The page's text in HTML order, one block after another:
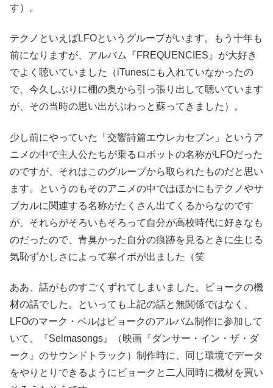
す）。
テクノといえばLFOというグループがいます。もう十年も
前になりますが、アルバム『FREQUENCIES』が大好き
でよく聴いていました（iTunesにも入れていなかったの
で、今久しぶりに棚の奥から引っ張り出して聴いています
が、その当時の思い出がぶわっと蘇ってきました）。
少し前にやっていた「交響詩篇エウレカセブン」というア
ニメの中で主人公たちが乗るロボットの名称がLFOだった
のですが、それはこのグループから取られたものだと思い
ます。というのもそのアニメの中ではほかにもテクノやサ
ブカルに関連する名称がたくさん出てくるからなのです
が、それらがそろいもそろって自分が高校時代に好きなも
のだったので、青臭かった自分の痕跡を見るときに生じる
気恥ずかしさによって寒イボが出ました（笑
ああ、話がものすごくずれてしまいました。ビョークの機
材の話でした。といっても上記の話と無関係ではなく、
LFOのマーク・ベルはビョークのアルバム制作に参加して
いて、『Selmasongs』（映画『ダンサー・イン・ザ・ダ
ーク』のサウンドトラック）制作時に、同じ環境でデータ
をやりとりできるようにビョークと二人同時に機材を買い